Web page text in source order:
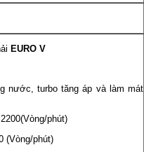
EURO V
turbo tăng áp và làm mát
phút)
phút)